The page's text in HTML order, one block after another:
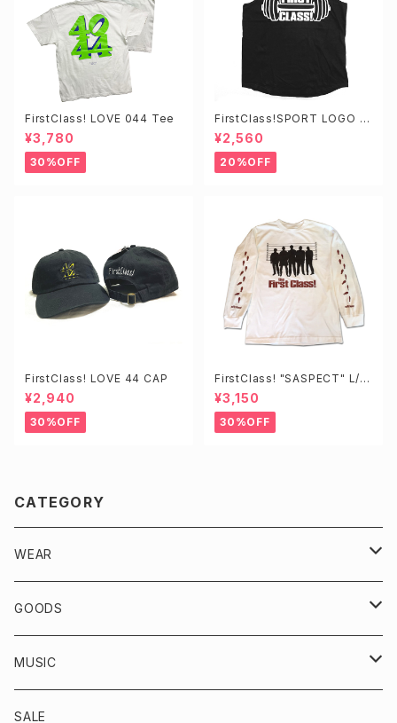
FirstClass! LOVE 044 Tee
¥3,780
30%OFF
FirstClass!SPORT LOGO T
ANKTOP
¥2,560
20%OFF
FirstClass! LOVE 44 CAP
¥2,940
30%OFF
FirstClass! "SASPECT" L/S
TEE
¥3,150
30%OFF
CATEGORY
WEAR
VINTAGE
TOPS
OUTER/JACKET
BOTTOMS
GOODS
KICKS
ACCESSORIES
MUSIC
CD
SALE